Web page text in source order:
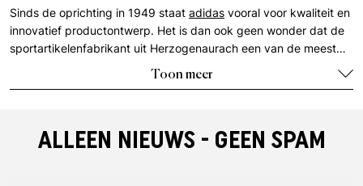
Sinds de oprichting in 1949 staat adidas vooral voor kwaliteit en
innovatief productontwerp. Het is dan ook geen wonder dat de
sportartikelenfabrikant uit Herzogenaurach een van de meest
succesvolle merken in deze sector is. adidas wordt wereldwijd
Toon meer
ALLEEN NIEUWS - GEEN SPAM